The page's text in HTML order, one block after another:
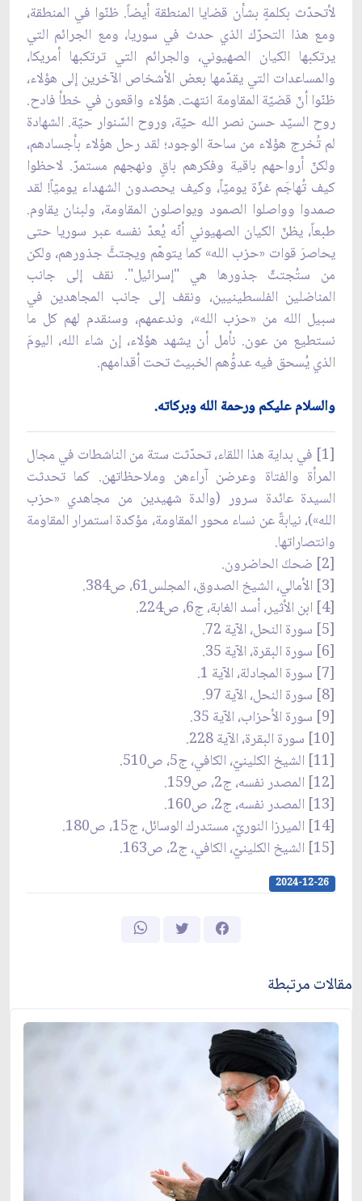
لأتحدّث بكلمةٍ بشأن قضايا المنطقة أيضاً. ظنّوا في المنطقة،
ومع هذا التحرّك الذي حدث في سوريا، ومع الجرائم التي
يرتكبها الكيان الصهيوني، والجرائم التي ترتكبها أمريكا،
والمساعدات التي يقدّمها بعض الأشخاص الآخرين إلى هؤلاء،
ظنّوا أنّ قضيّة المقاومة انتهت. هؤلاء واقعون في خطأ فادح.
روح السيّد حسن نصر الله حيّة، وروح السّنوار حيّة. الشهادة
لم تُخرج هؤلاء من ساحة الوجود؛ لقد رحل هؤلاء بأجسادهم،
ولكنّ أرواحهم باقية وفكرهم باقٍ ونهجهم مستمرّ. لاحظوا
كيف تُهاجَم غزّة يوميّاً، وكيف يحصدون الشهداء يوميّاً! لقد
صمدوا وواصلوا الصمود ويواصلون المقاومة، ولبنان يقاوم.
طبعاً، يظنّ الكيان الصهيوني أنّه يُعدّ نفسه عبر سوريا حتى
يحاصرَ قوات «حزب الله» كما يتوهّم ويجتثَّ جذورهم، ولكن
من ستُجتثّ جذورها هي "إسرائيل". نقف إلى جانب
المناضلين الفلسطينيين، ونقف إلى جانب المجاهدين في
سبيل الله من «حزب الله»، وندعمهم، وسنقدم لهم كل ما
نستطيع من عون. نأمل أن يشهد هؤلاء، إن شاء الله، اليومَ
الذي يُسحق فيه عدوُّهم الخبيث تحت أقدامهم.
والسلام عليكم ورحمة الله وبركاته.
[1] في بداية هذا اللقاء، تحدّثت ستة من الناشطات في مجال
المرأة والفتاة وعرضن آراءهن وملاحظاتهن. كما تحدثت
السيدة عائدة سرور (والدة شهيدين من مجاهدي «حزب
الله»)، نيابةً عن نساء محور المقاومة، مؤكدة استمرار المقاومة
وانتصاراتها.
[2] ضحكَ الحاضرون.
[3] الأمالي، الشيخ الصدوق، المجلس61، ص384.
[4] ابن الأثير، أسد الغابة، ج6، ص224.
[5] سورة النحل، الآية 72.
[6] سورة البقرة، الآية 35.
[7] سورة المجادلة، الآية 1.
[8] سورة النحل، الآية 97.
[9] سورة الأحزاب، الآية 35.
[10] سورة البقرة، الآية 228.
[11] الشيخ الكلينيّ، الكافي، ج5، ص510.
[12] المصدر نفسه، ج2، ص159.
[13] المصدر نفسه، ج2، ص160.
[14] الميرزا النوريّ، مستدرك الوسائل، ج15، ص180.
[15] الشيخ الكلينيّ، الكافي، ج2، ص163.
2024-12-26
مقالات مرتبطة